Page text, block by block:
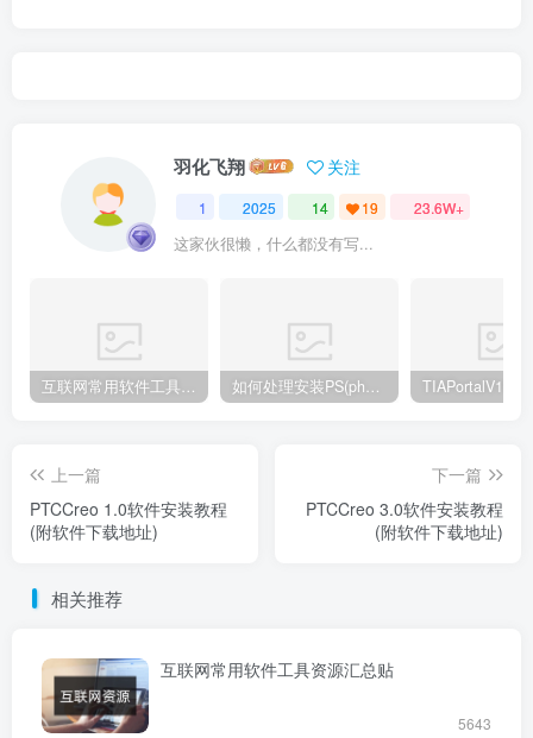
羽化飞翔 关注
1 2025 14 19 23.6W+
这家伙很懒，什么都没有写...
互联网常用软件工具资源汇总贴 如何处理安装PS(photoshop cc2018) 时，提示系统或者IE浏览器需要升级
上一篇
PTCCreo 1.0软件安装教程
(附软件下载地址)
下一篇
PTCCreo 3.0软件安装教程
(附软件下载地址)
相关推荐
互联网常用软件工具资源汇总贴
5643